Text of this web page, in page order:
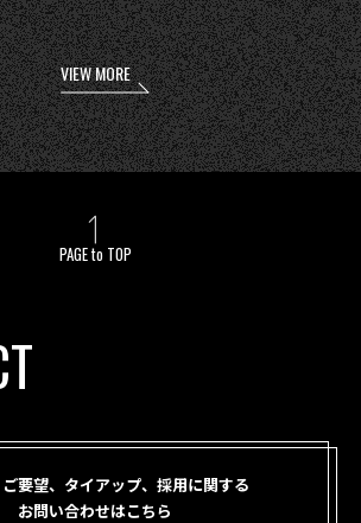
VIEW MORE
PAGE to TOP
ご要望、タイアップ、採用に関する
お問い合わせはこちら